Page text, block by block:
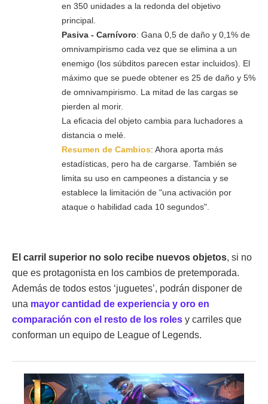
en 350 unidades a la redonda del objetivo
principal.
Pasiva - Carnívoro: Gana 0,5 de daño y 0,1% de
omnivampirismo cada vez que se elimina a un
enemigo (los súbditos parecen estar incluidos). El
máximo que se puede obtener es 25 de daño y 5%
de omnivampirismo. La mitad de las cargas se
pierden al morir.
La eficacia del objeto cambia para luchadores a
distancia o melé.
Resumen de Cambios: Ahora aporta más
estadísticas, pero ha de cargarse. También se
limita su uso en campeones a distancia y se
establece la limitación de "una activación por
ataque o habilidad cada 10 segundos".
El carril superior no solo recibe nuevos objetos, si no
que es protagonista en los cambios de pretemporada.
Además de todos estos ‘juguetes’, podrán disponer de
una mayor cantidad de experiencia y oro en
comparación con el resto de los roles y carriles que
conforman un equipo de League of Legends.